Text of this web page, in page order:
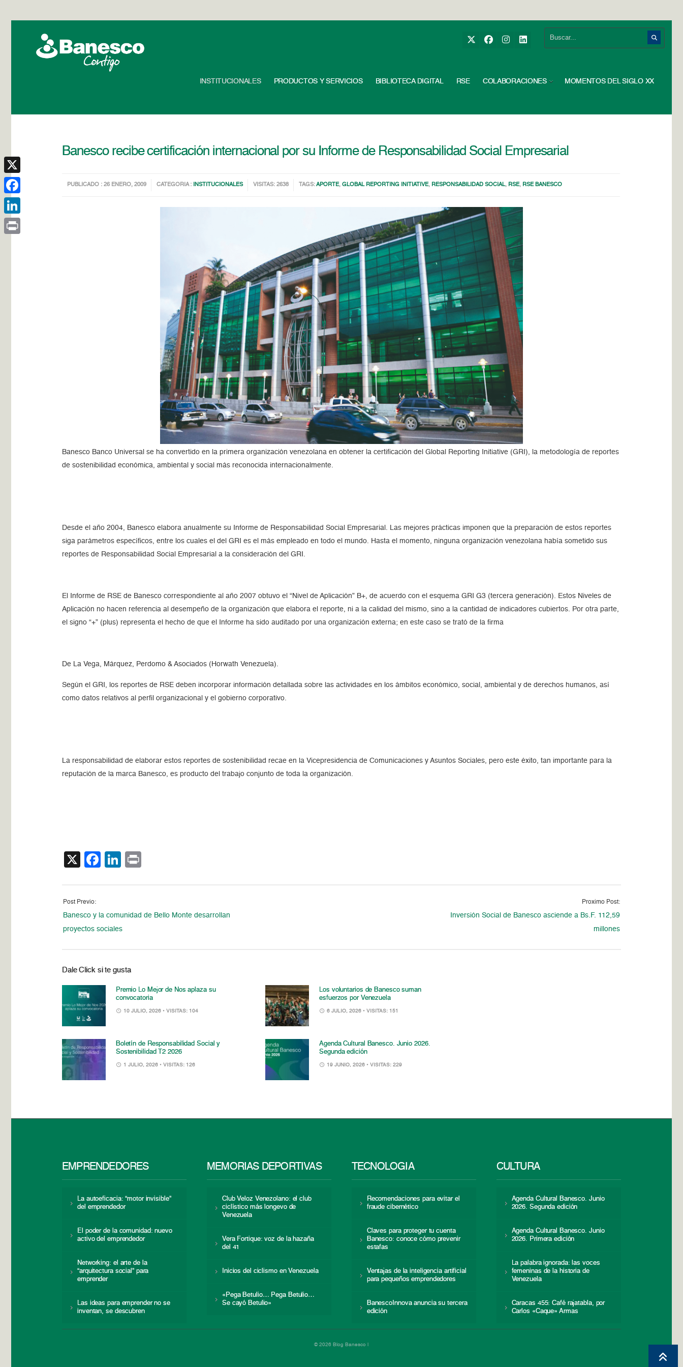
INSTITUCIONALES PRODUCTOS Y SERVICIOS BIBLIOTECA DIGITAL RSE COLABORACIONES MOMENTOS DEL SIGLO XX
Banesco recibe certificación internacional por su Informe de Responsabilidad Social Empresarial
PUBLICADO : 26 ENERO, 2009 CATEGORIA : INSTITUCIONALES VISITAS: 2638 TAGS:APORTE,GLOBAL REPORTING INITIATIVE, RESPONSABILIDAD SOCIAL, RSE, RSE BANESCO
Banesco Banco Universal se ha convertido en la primera organización venezolana en obtener la certificación del Global Reporting Initiative (GRI), la metodología de reportes
de sostenibilidad económica, ambiental y social más reconocida internacionalmente.
Desde el año 2004, Banesco elabora anualmente su Informe de Responsabilidad Social Empresarial. Las mejores prácticas imponen que la preparación de estos reportes
siga parámetros específicos, entre los cuales el del GRI es el más empleado en todo el mundo. Hasta el momento, ninguna organización venezolana había sometido sus
reportes de Responsabilidad Social Empresarial a la consideración del GRI.
El Informe de RSE de Banesco correspondiente al año 2007 obtuvo el “Nivel de Aplicación” B+, de acuerdo con el esquema GRI G3 (tercera generación). Estos Niveles de
Aplicación no hacen referencia al desempeño de la organización que elabora el reporte, ni a la calidad del mismo, sino a la cantidad de indicadores cubiertos. Por otra parte,
el signo “+” (plus) representa el hecho de que el Informe ha sido auditado por una organización externa; en este caso se trató de la firma
De La Vega, Márquez, Perdomo & Asociados (Horwath Venezuela).
Según el GRI, los reportes de RSE deben incorporar información detallada sobre las actividades en los ámbitos económico, social, ambiental y de derechos humanos, así
como datos relativos al perfil organizacional y el gobierno corporativo.
La responsabilidad de elaborar estos reportes de sostenibilidad recae en la Vicepresidencia de Comunicaciones y Asuntos Sociales, pero este éxito, tan importante para la
reputación de la marca Banesco, es producto del trabajo conjunto de toda la organización.
X Facebook
LinkedIn
Post Previo:
Banesco y la comunidad de Bello Monte desarrollan
proyectos sociales
Proximo Post:
Inversión Social de Banesco asciende a Bs.F. 112,59
millones
Dale Click si te gusta
Premio Lo Mejor de Nos aplaza su
convocatoria
10 JULIO, 2026 • VISITAS: 104
Los voluntarios de Banesco suman
esfuerzos por Venezuela
6 JULIO, 2026 • VISITAS: 151
Boletín de Responsabilidad Social y
Sostenibilidad T2 2026
1 JULIO, 2026 • VISITAS: 126
Agenda Cultural Banesco. Junio 2026.
Segunda edición
19 JUNIO, 2026 • VISITAS: 229
EMPRENDEDORES
La autoeficacia: “motor invisible”
del emprendedor
El poder de la comunidad: nuevo
activo del emprendedor
Networking: el arte de la
“arquitectura social” para
emprender
Las ideas para emprender no se
inventan, se descubren
MEMORIAS DEPORTIVAS
Club Veloz Venezolano: el club
ciclístico más longevo de
Venezuela
Vera Fortique: voz de la hazaña
del 41
Inicios del ciclismo en Venezuela
«Pega Betulio… Pega Betulio…
Se cayó Betulio»
TECNOLOGÍA
Recomendaciones para evitar el
fraude cibernético
Claves para proteger tu cuenta
Banesco: conoce cómo prevenir
estafas
Ventajas de la inteligencia artificial
para pequeños emprendedores
BanescoInnova anuncia su tercera
edición
CULTURA
Agenda Cultural Banesco. Junio
2026. Segunda edición
Agenda Cultural Banesco. Junio
2026. Primera edición
La palabra ignorada: las voces
femeninas de la historia de
Venezuela
Caracas 455: Café rajatabla, por
Carlos «Caque» Armas
© 2026 Blog Banesco |
X
Facebook
LinkedIn